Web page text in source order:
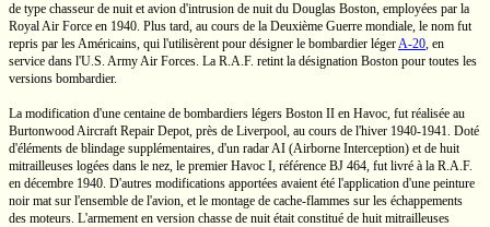
de type chasseur de nuit et avion d'intrusion de nuit du Douglas Boston, employées par la
Royal Air Force en 1940. Plus tard, au cours de la Deuxième Guerre mondiale, le nom fut
repris par les Américains, qui l'utilisèrent pour désigner le bombardier légerA-20, en
service dans l'U.S. Army Air Forces. La R.A.F. retint la désignation Boston pour toutes les
versions bombardier.
La modification d'une centaine de bombardiers légers Boston II en Havoc, fut réalisée au
Burtonwood Aircraft Repair Depot, près de Liverpool, au cours de l'hiver 1940-1941. Doté
d'éléments de blindage supplémentaires, d'un radar AI (Airborne Interception) et de huit
mitrailleuses logées dans le nez, le premier Havoc I, référence BJ 464, fut livré à la R.A.F.
en décembre 1940. D'autres modifications apportées avaient été l'application d'une peinture
noir mat sur l'ensemble de l'avion, et le montage de cache-flammes sur les échappements
des moteurs. L'armement en version chasse de nuit était constitué de huit mitrailleuses